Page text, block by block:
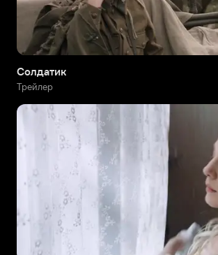
Солдатик
Трейлер